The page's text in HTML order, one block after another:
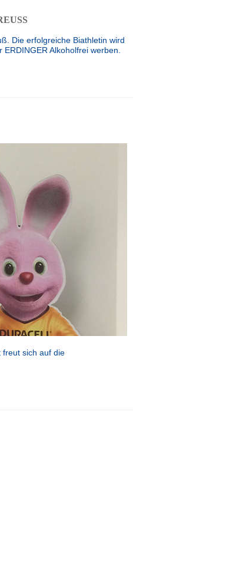
Die erfolgreiche Biathletin wird
Alkoholfrei werben.
freut sich auf die